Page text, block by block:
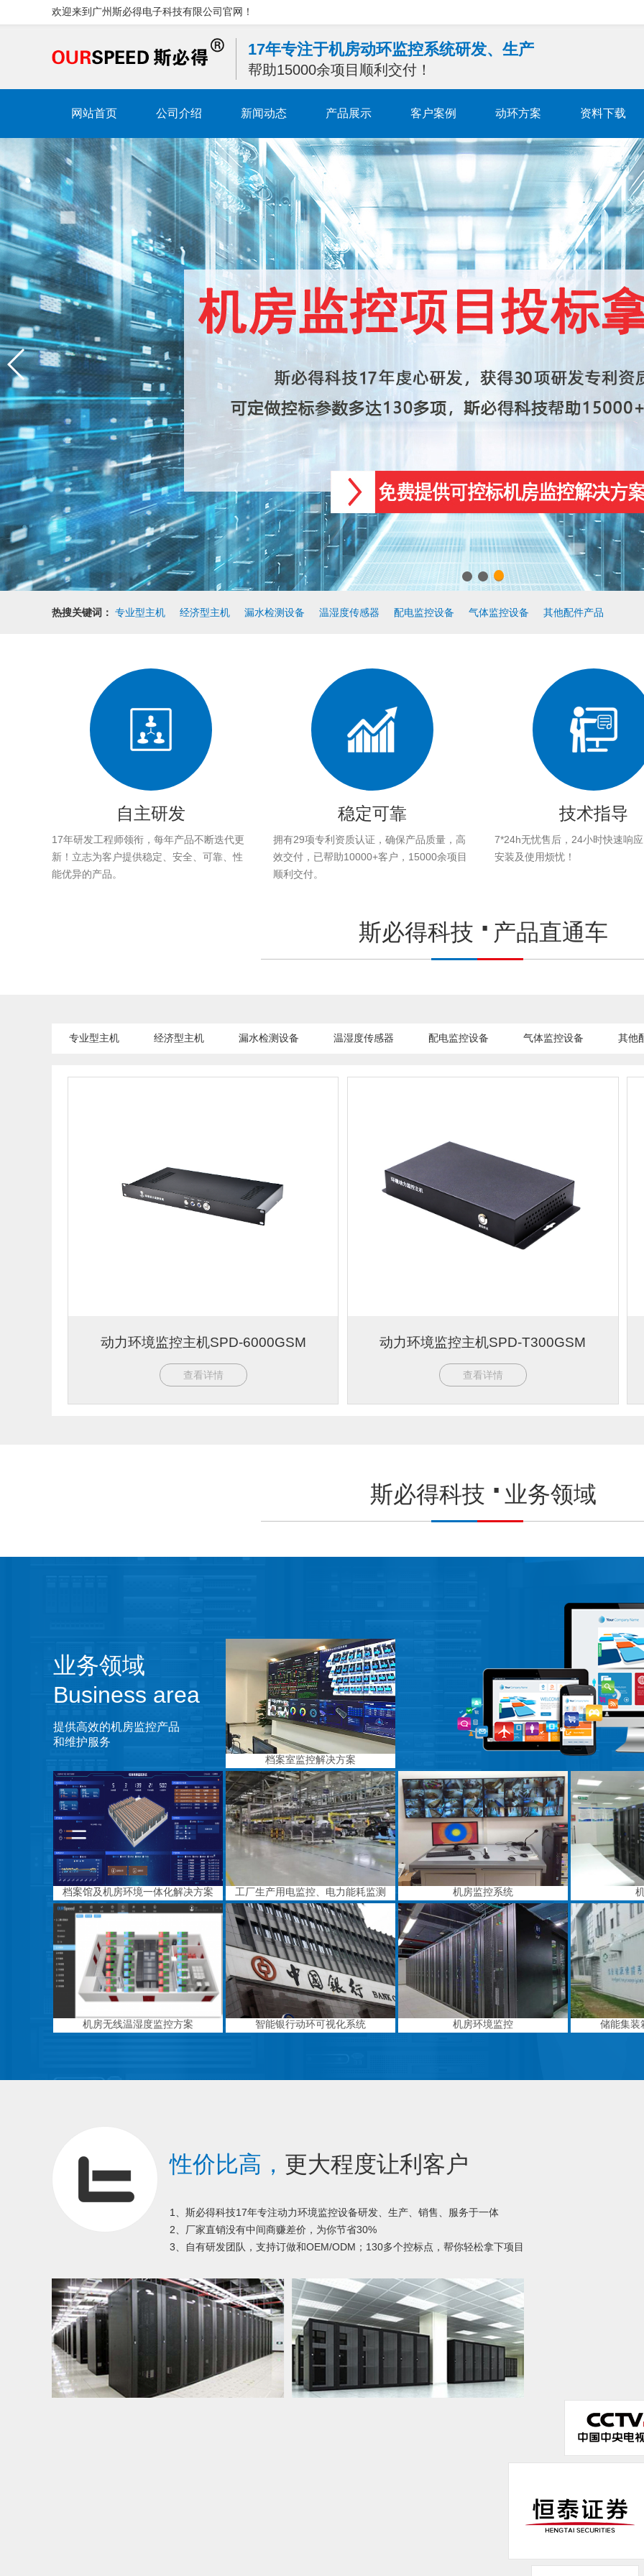
欢迎来到广州斯必得电子科技有限公司官网！
17年专注于机房动环监控系统研发、生产
帮助15000余项目顺利交付！
网站首页 公司介绍 新闻动态 产品展示 客户案例 动环方案 资料下载
热搜关键词： 专业型主机 经济型主机 漏水检测设备 温湿度传感器 配电监控设备 气体监控设备 其他配件产品
自主研发
17年研发工程师领衔，每年产品不断迭代更
新！立志为客户提供稳定、安全、可靠、性
能优异的产品。
稳定可靠
拥有29项专利资质认证，确保产品质量，高
效交付，已帮助10000+客户，15000余项目
顺利交付。
技术指导
7*24h无忧售后，24小时快速响
安装及使用烦忧！
斯必得科技 产品直通车
专业型主机 经济型主机 漏水检测设备 温湿度传感器 配电监控设备 气体监控设备 其他
动力环境监控主机SPD-6000GSM
查看详情
动力环境监控主机SPD-T300GSM
查看详情
斯必得科技 业务领域
业务领域
Business area
提供高效的机房监控产品
和维护服务
档案室监控解决方案
档案馆及机房环境一体化解决方案 工厂生产用电监控、电力能耗监测 机房监控系统
机房无线温湿度监控方案 智能银行动环可视化系统 机房环境监控 储能集装
性价比高， 更大程度让利客户
1、斯必得科技17年专注动力环境监控设备研发、生产、销售、服务于一体
2、厂家直销没有中间商赚差价，为你节省30%
3、自有研发团队，支持订做和OEM/ODM；130多个控标点，帮你轻松拿下项目